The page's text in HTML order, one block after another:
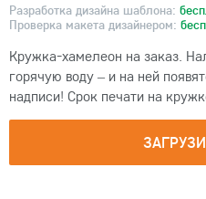
Разработка дизайна шаблона:
Проверка макета дизайнером:
Кружка-хамелеон на заказ.
горячую воду – и на ней
надписи! Срок печати на